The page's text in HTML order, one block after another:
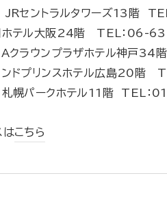
JRセントラルタワーズ13階
ホテル大阪24階 TEL：06-
クラウンプラザホテル神戸
ドプリンスホテル広島20
札幌パークホテル11階 TEL：
はこちら